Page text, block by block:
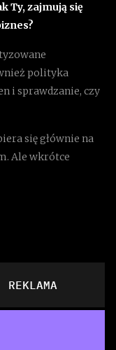
Ty, zajmują się
polityka
i sprawdzanie, czy
się głównie na
Ale wkrótce
REKLAMA